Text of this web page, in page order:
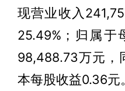
现营业收入
25.49%；归属于
98,488.73万元，
本每股收益0.36元。